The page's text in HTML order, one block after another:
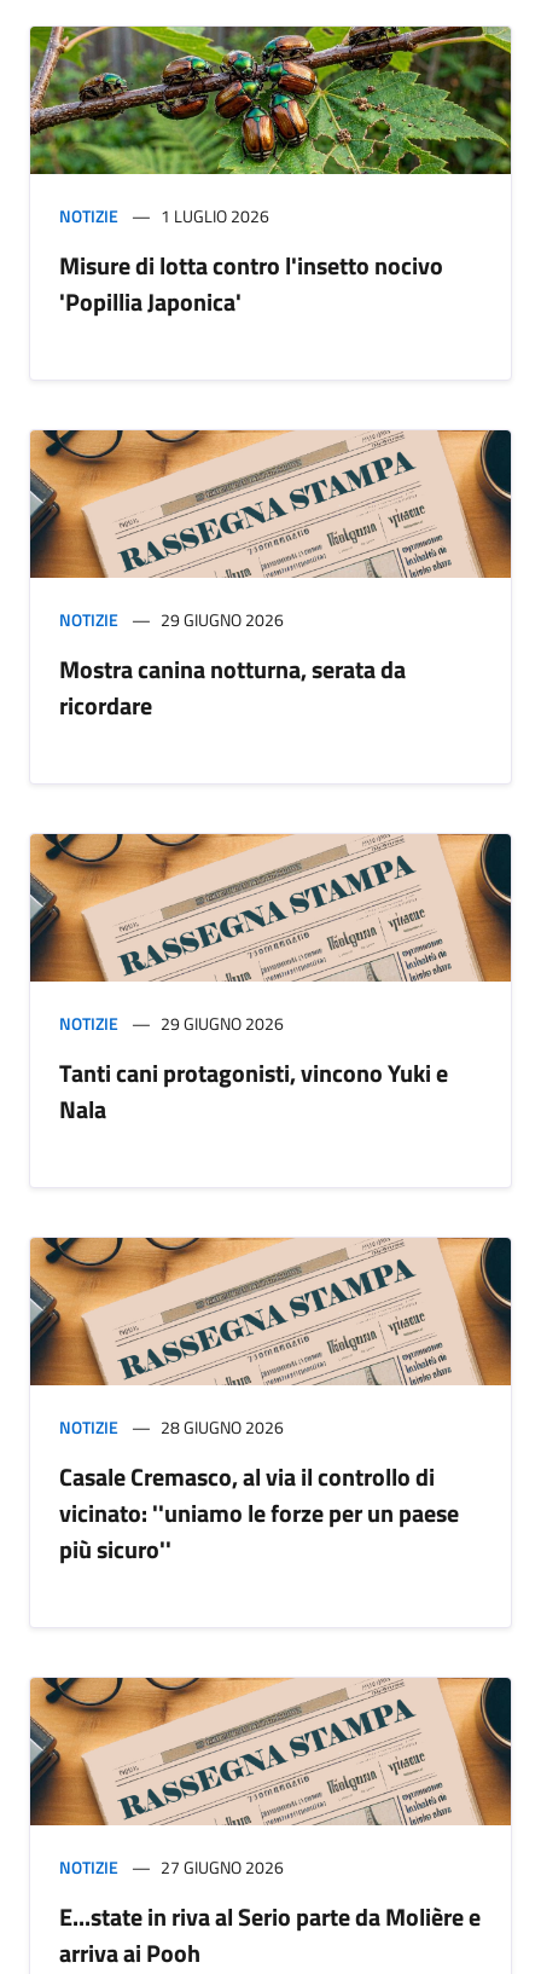
NOTIZIE 1 LUGLIO 2026
Misure di lotta contro l'insetto nocivo
'Popillia Japonica'
NOTIZIE 29 GIUGNO 2026
Mostra canina notturna, serata da
ricordare
NOTIZIE 29 GIUGNO 2026
Tanti cani protagonisti, vincono Yuki e
Nala
NOTIZIE 28 GIUGNO 2026
Casale Cremasco, al via il controllo di
vicinato: ''uniamo le forze per un paese
più sicuro''
NOTIZIE 27 GIUGNO 2026
E...state in riva al Serio parte da Molière e
arriva ai Pooh